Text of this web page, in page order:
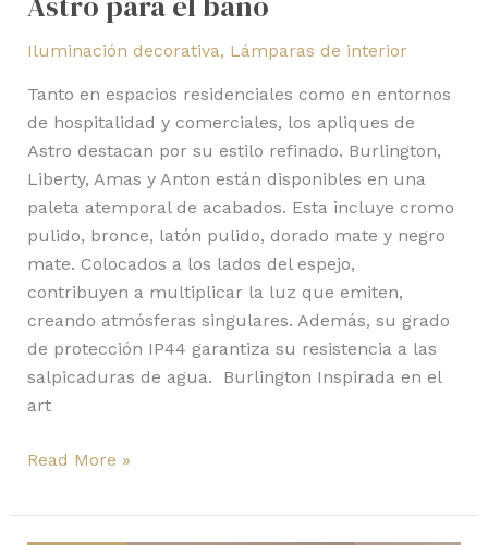
Iluminación decorativa, Lámparas de interior
Tanto en espacios residenciales como en entornos
de hospitalidad y comerciales, los apliques de
Astro destacan por su estilo refinado. Burlington,
Liberty, Amas y Anton están disponibles en una
paleta atemporal de acabados. Esta incluye cromo
pulido, bronce, latón pulido, dorado mate y negro
mate. Colocados a los lados del espejo,
contribuyen a multiplicar la luz que emiten,
creando atmósferas singulares. Además, su grado
de protección IP44 garantiza su resistencia a las
salpicaduras de agua. Burlington Inspirada en el
art
Read More »